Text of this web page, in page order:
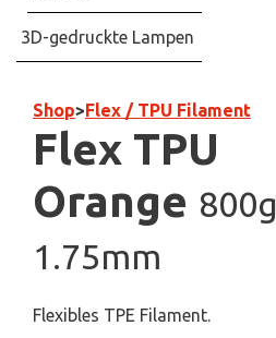
3D-gedruckte Lampen
Shop> Flex / TPU Filament
Flex TPU
Orange 800g
1.75mm
Flexibles TPE Filament.